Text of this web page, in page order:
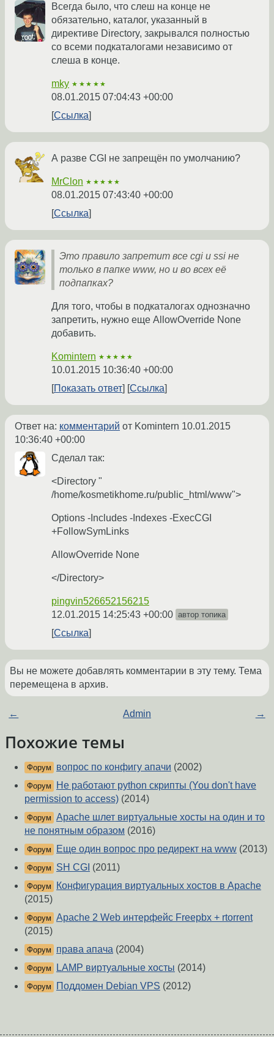
Всегда было, что слеш на конце не
обязательно, каталог, указанный в
директиве Directory, закрывался полностью
со всеми подкаталогами независимо от
слеша в конце.
mky ★★★★★
08.01.2015 07:04:43 +00:00
Ссылка
А разве CGI не запрещён по умолчанию?
MrClon ★★★★★
08.01.2015 07:43:40 +00:00
Ссылка
Это правило запретит все cgi и ssi не
только в папке www, но и во всех её
подпапках?
Для того, чтобы в подкаталогах однозначно
запретить, нужно еще AllowOverride None
добавить.
Komintern ★★★★★
10.01.2015 10:36:40 +00:00
Показать ответ
Ссылка
Ответ на: комментарий от Komintern 10.01.2015
10:36:40 +00:00
Сделал так:
<Directory "
/home/kosmetikhome.ru/public_html/www">
Options -Includes -Indexes -ExecCGI
+FollowSymLinks
AllowOverride None
</Directory>
pingvin526652156215
12.01.2015 14:25:43 +00:00 автор топика
Ссылка
Вы не можете добавлять комментарии в эту тему. Тема
перемещена в архив.
← Admin →
Похожие темы
Форум вопрос по конфигу апачи (2002)
Форум
Не работают python скрипты (You don't have
permission to access) (2014)
Форум Apache шлет виртуальные хосты на один и то
не понятным образом (2016)
Форум Еще один вопрос про редирект на www (2013)
Форум SH CGI (2011)
Форум
Конфигурация виртуальных хостов в Apache
(2015)
Форум Apache 2 Web интерфейс Freepbx + rtorrent
(2015)
Форум права апача (2004)
Форум LAMP виртуальные хосты (2014)
Форум Поддомен Debian VPS (2012)